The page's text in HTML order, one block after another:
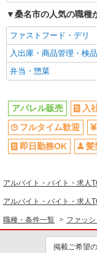
桑名市の人気の職種
ファストフード・デリ
入出庫・商品管理・検
弁当・惣菜
アパレル販売 入
フルタイム歓迎
即日勤務OK
髪
アルバイト・バイト・求人
アルバイト・バイト・求人
職種・条件一覧 ファッ
掲載ご希望